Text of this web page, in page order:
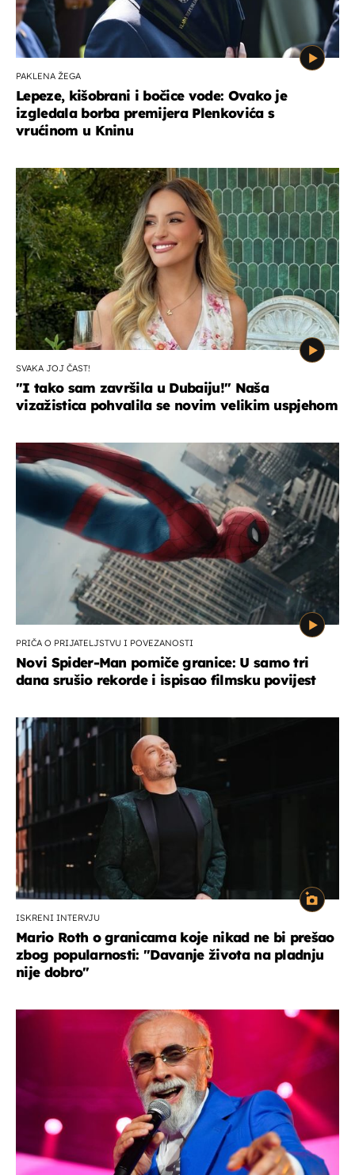
PAKLENA ŽEGA
Lepeze, kišobrani i bočice vode: Ovako je
izgledala borba premijera Plenkovića s
vrućinom u Kninu
SVAKA JOJ ČAST!
"I tako sam završila u Dubaiju!" Naša
vizažistica pohvalila se novim velikim uspjehom
PRIČA O PRIJATELJSTVU I POVEZANOSTI
Novi Spider-Man pomiče granice: U samo tri
dana srušio rekorde i ispisao filmsku povijest
ISKRENI INTERVJU
Mario Roth o granicama koje nikad ne bi prešao
zbog popularnosti: "Davanje života na pladnju
nije dobro"